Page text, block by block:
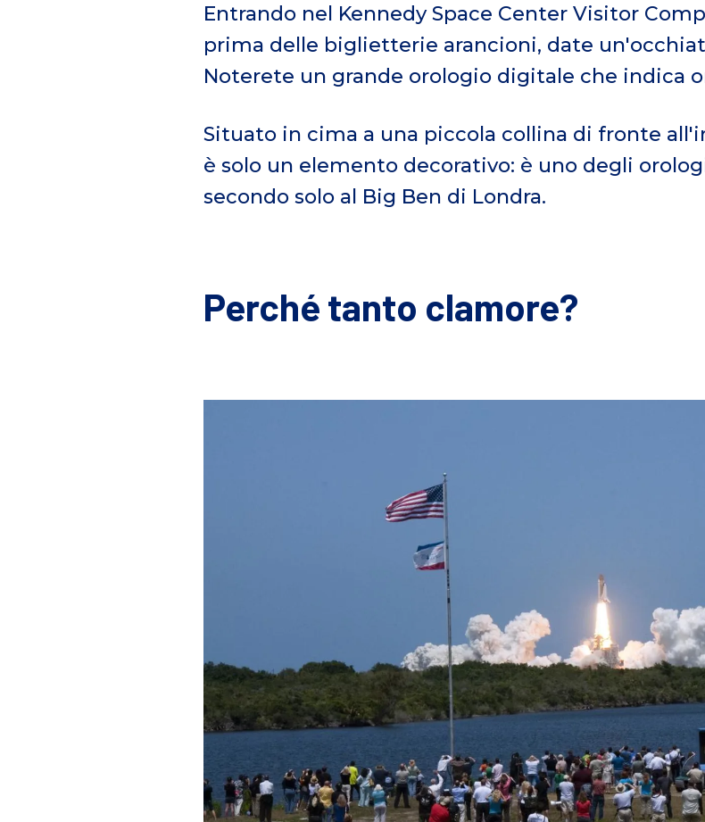
Entrando nel Kennedy Space Center Visitor
prima delle biglietterie arancioni, date
Noterete un grande orologio digitale che indica
Situato in cima a una piccola collina di fronte
è solo un elemento decorativo: è uno degli
secondo solo al Big Ben di Londra.
Perché tanto clamore?